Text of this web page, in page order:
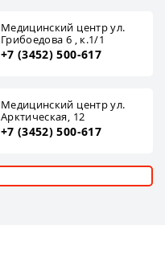
Медицинский центр ул.
Грибоедова 6 , к.1/1
+7 (3452) 500-617
Медицинский центр ул.
Арктическая, 12
+7 (3452) 500-617